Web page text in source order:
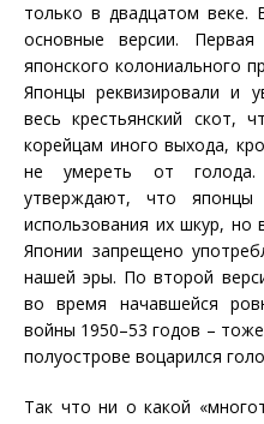
только в двадцатом веке.
основные версии.
японского колониального
Японцы реквизировали и
весь крестьянский скот,
корейцам иного выхода,
не умереть от голода.
утверждают, что
использования их шкур,
Японии запрещено
нашей эры. По второй
во время начавшейся
войны 1950–53 годов –
полуострове воцарился
Так что ни о какой